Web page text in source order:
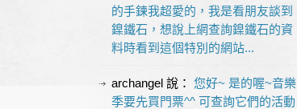
的手鍊我超愛的，我是看朋友談到
鎳鐵石，想說上網查詢鎳鐵石的資
料時看到這個特別的網站...
archangel說： 您好~ 是的喔~音樂
季要先買門票^^ 可查詢它們的活動